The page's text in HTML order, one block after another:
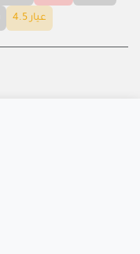
عيار 4.5